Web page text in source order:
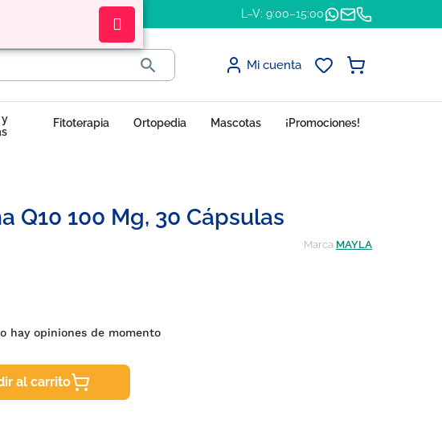
L–V: 9:00–15:00
 Mi cuenta
y
Fitoterapia Ortopedia Mascotas ¡Promociones!
Q10 100 Mg, 30 Cápsulas
Marca MAYLA
hay opiniones de momento
al carrito